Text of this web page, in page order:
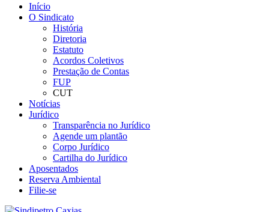
Início
O Sindicato
História
Diretoria
Estatuto
Acordos Coletivos
Prestação de Contas
FUP
CUT
Notícias
Jurídico
Transparência no Jurídico
Agende um plantão
Corpo Jurídico
Cartilha do Jurídico
Aposentados
Reserva Ambiental
Filie-se